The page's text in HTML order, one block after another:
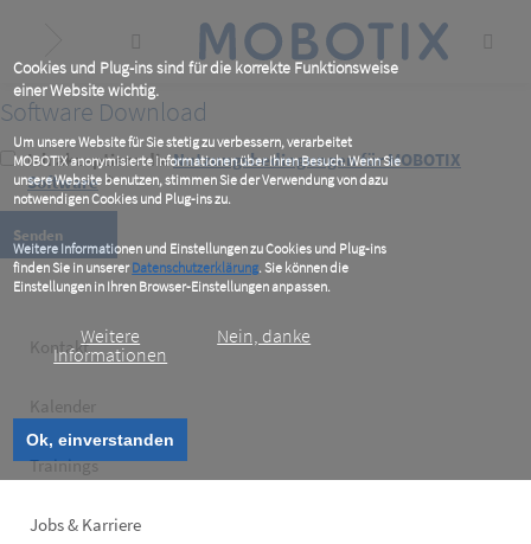
Cookies und Plug-ins sind für die korrekte Funktionsweise
einer Website wichtig.
Um unsere Website für Sie stetig zu verbessern, verarbeitet
MOBOTIX anonymisierte Informationen über Ihren Besuch. Wenn Sie
unsere Website benutzen, stimmen Sie der Verwendung von dazu
notwendigen Cookies und Plug-ins zu.
Weitere Informationen und Einstellungen zu Cookies und Plug-ins
finden Sie in unsererDatenschutzerklärung. Sie können die
Einstellungen in Ihren Browser-Einstellungen anpassen.
Weitere
Informationen
Nein, danke
Ok, einverstanden
content
Software Download
Ich akzeptiere dieNutzungsbedingungen für MOBOTIX
Software*
Footer
Kontakt
Kalender
Trainings
Jobs & Karriere